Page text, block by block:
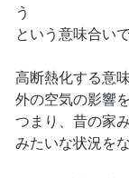
う
という意味合いで
高断熱化する意味
外の空気の影響
つまり、昔の家
みたいな状況を